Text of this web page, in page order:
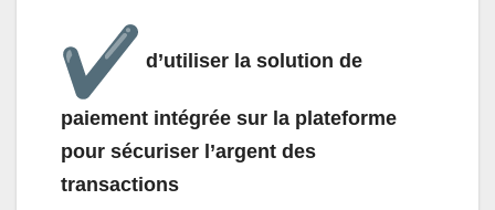
d’utiliser la solution de
paiement intégrée sur la plateforme
pour sécuriser l’argent des
transactions